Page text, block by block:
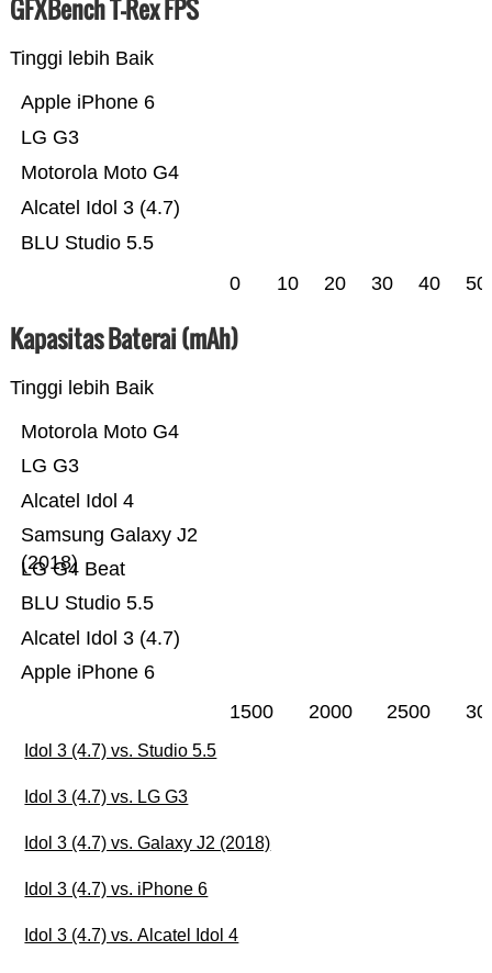
GFXBench T-Rex FPS
Tinggi lebih Baik
BLU Studio 5.5
Alcatel Idol 3 (4.7)
Motorola Moto G4
LG G3
Apple iPhone 6
0 10 20 30 40 50
Kapasitas Baterai (mAh)
Tinggi lebih Baik
Apple iPhone 6
Alcatel Idol 3 (4.7)
BLU Studio 5.5
LG G4 Beat
Samsung Galaxy J2
(2018)
Alcatel Idol 4
LG G3
Motorola Moto G4
1500 2000 2500
Idol 3 (4.7) vs. Studio 5.5
Idol 3 (4.7) vs. LG G3
Idol 3 (4.7) vs. Galaxy J2 (2018)
Idol 3 (4.7) vs. iPhone 6
Idol 3 (4.7) vs. Alcatel Idol 4